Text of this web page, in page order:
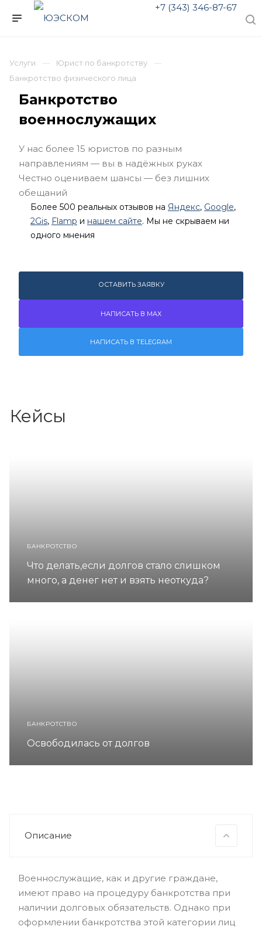
+7 (343) 346-87-67
Услуги
Юрист по банкротству
Банкротство физического лица
Банкротство
военнослужащих
У нас более 15 юристов по разным
направлениям — вы в надёжных руках
Честно оцениваем шансы — без лишних
обещаний
Более 500 реальных отзывов на Яндекс, Google,
2Gis, Flamp и нашем сайте. Мы не скрываем ни
одного мнения
ОСТАВИТЬ ЗАЯВКУ
НАПИСАТЬ В MAX
НАПИСАТЬ В TELEGRAM
Кейсы
БАНКРОТСТВО
Что делать,если долгов стало слишком
много, а денег нет и взять неоткуда?
БАНКРОТСТВО
Освободилась от долгов
Описание
Военнослужащие, как и другие граждане,
имеют право на процедуру банкротства при
наличии долговых обязательств. Однако при
оформлении банкротства этой категории лиц